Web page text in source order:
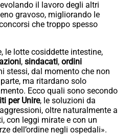
il lavoro degli altri
gravoso, migliorando le
che troppo spesso
le lotte cosiddette intestine,
, sindacati, ordini
stessi, dal momento che non
ma ritardano solo
Ecco quali sono secondo
per Unire, le soluzioni da
oltre naturalmente a
con leggi mirate e con un
dell’ordine negli ospedali».